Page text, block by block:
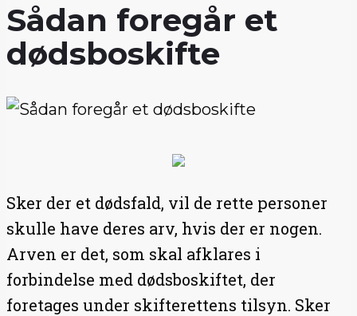
Sådan foregår et
dødsboskifte
Sker der et dødsfald, vil de rette personer
skulle have deres arv, hvis der er nogen.
Arven er det, som skal afklares i
forbindelse med dødsboskiftet, der
foretages under skifterettens tilsyn. Sker